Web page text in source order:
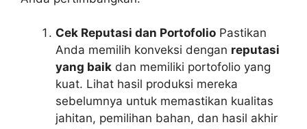
Cek Reputasi dan Portofolio Pastikan
Anda memilih konveksi dengan reputasi
yang baik dan memiliki portofolio yang
kuat. Lihat hasil produksi mereka
sebelumnya untuk memastikan kualitas
jahitan, pemilihan bahan, dan hasil akhir